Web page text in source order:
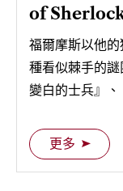
of
福爾摩斯以他
種看似棘手的
變白的士兵』
世偵探作家和作
更多